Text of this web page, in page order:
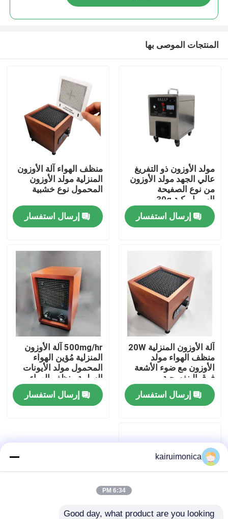
المنزل
أشرطة فيديو
عرض الواقع الافتراضي
معلومات عنا
جولة في المعمل
اتصل بنا
اطلب اقتباس
المنتجات الموصى بها
مولد الأوزون ذو التفريغ
عالي الجهد مولد الأوزون
من نوع الصفيحة
السيراميكية 30g
إرسال استفسار
منظف الهواء آلة الأوزون
المنزلية مولد الأوزون
المحمول نوع خشبية
إرسال استفسار
آلة الأوزون المنزلية 20W
منظف الهواء مولد
الأوزون مع ضوء الأشعة
فوق البنفسجية
إرسال استفسار
500mg/hr آلة الأوزون
المنزلية مُؤين الهواء
المحمول مولد الأيونات
السلبية منظف الهواء
إرسال استفسار
kairuimonica
6:34 PM
Good day, what product are you looking